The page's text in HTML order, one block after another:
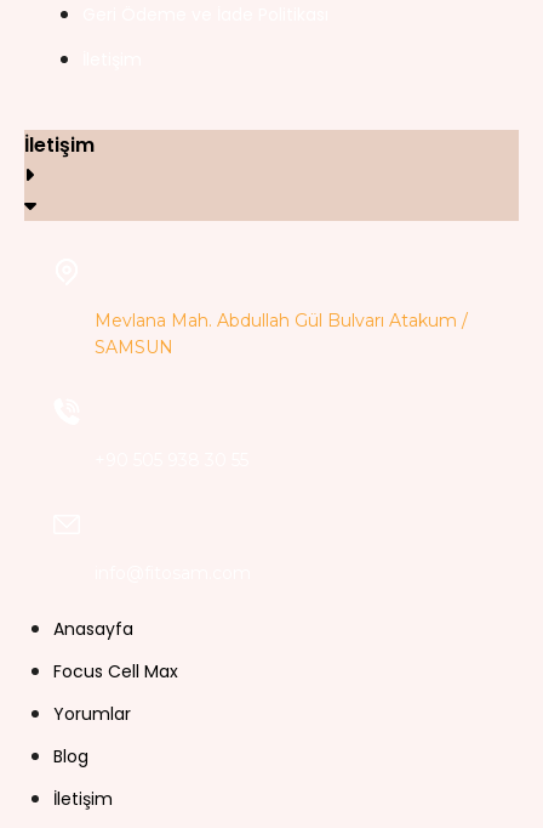
İletişim
Mevlana Mah. Abdullah Gül Bulvarı Atakum /
SAMSUN
Anasayfa
Focus Cell Max
Yorumlar
Blog
İletişim